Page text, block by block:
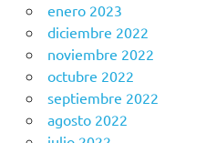
enero 2023
diciembre 2022
noviembre 2022
octubre 2022
septiembre 2022
agosto 2022